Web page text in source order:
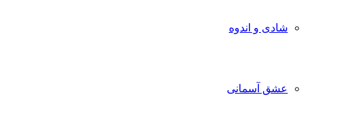
شادی و اندوه
عشق آسمانی